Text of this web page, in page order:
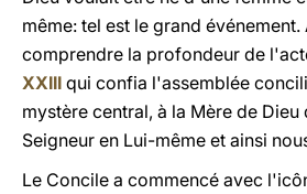
même: tel est le grand
comprendre la profondeur de
XXIII qui confia l'assemblée
mystère central, à la Mère de
Seigneur en Lui-même et ainsi
Le Concile a commencé avec